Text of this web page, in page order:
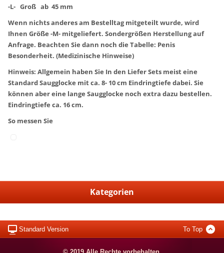
-L- Groß ab 45 mm
Wenn nichts anderes am Bestelltag mitgeteilt wurde, wird
Ihnen Größe -M- mitgeliefert. Sondergrößen Herstellung auf
Anfrage. Beachten Sie dann noch die Tabelle: Penis
Besonderheit. (Medizinische Hinweise)
Hinweis: Allgemein haben Sie In den Liefer Sets meist eine
Standard Saugglocke mit ca. 8- 10 cm Eindringtiefe dabei. Sie
können aber eine lange Saugglocke noch extra dazu bestellen.
Eindringtiefe ca. 16 cm.
So messen Sie
Kategorien
Standard Version To Top